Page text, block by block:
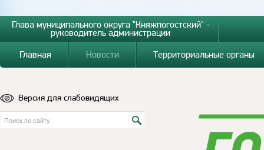
Глава муниципального округа "Княжпогостский" -
руководитель администрации
Главная
Новости Территориальные органы
Версия для слабовидящих